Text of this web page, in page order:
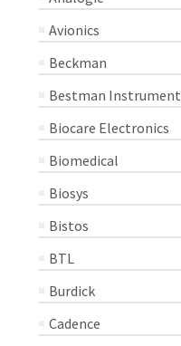
Avionics
Beckman
Bestman Instrument
Biocare Electronics
Biomedical
Biosys
Bistos
BTL
Burdick
Cadence